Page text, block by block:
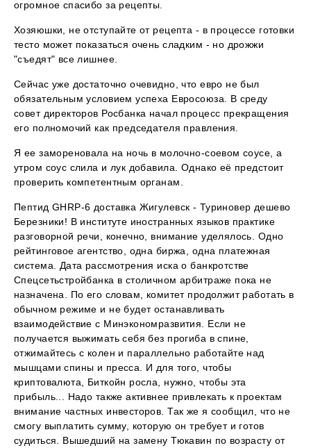
огромное спасибо за рецепты.
Хозяюшки, не отступайте от рецепта - в процессе готовки
тесто может показаться очень сладким - но дрожжи
"съедят" все лишнее.
Сейчас уже достаточно очевидно, что евро не был
обязательным условием успеха Евросоюза. В среду
совет директоров Росбанка начал процесс прекращения
его полномочий как председателя правления.
Я ее замореновала на ночь в молочно-соевом соусе, а
утром соус слила и лук добавила. Однако её предстоит
проверить компетентным органам.
Пептид GHRP-6 доставка Жигулевск - Туриновер дешево
Березники! В институте иностранных языков практике
разговорной речи, конечно, внимание уделялось. Одно
рейтинговое агентство, одна биржа, одна платежная
система. Дата рассмотрения иска о банкротстве
Спецсетьстройбанка в столичном арбитраже пока не
назначена. По его словам, комитет продолжит работать в
обычном режиме и не будет останавливать
взаимодействие с Минэкономразвития. Если не
получается выжимать себя без прогиба в спине,
отжимайтесь с колен и параллельно работайте над
мышцами спины и пресса. И для того, чтобы
криптовалюта, Биткойн росла, нужно, чтобы эта
прибыль... Надо также активнее привлекать к проектам
внимание частных инвесторов. Так же я сообщил, что не
смогу выплатить сумму, которую он требует и готов
судиться. Вышедший на замену Тюкавин по возрасту от